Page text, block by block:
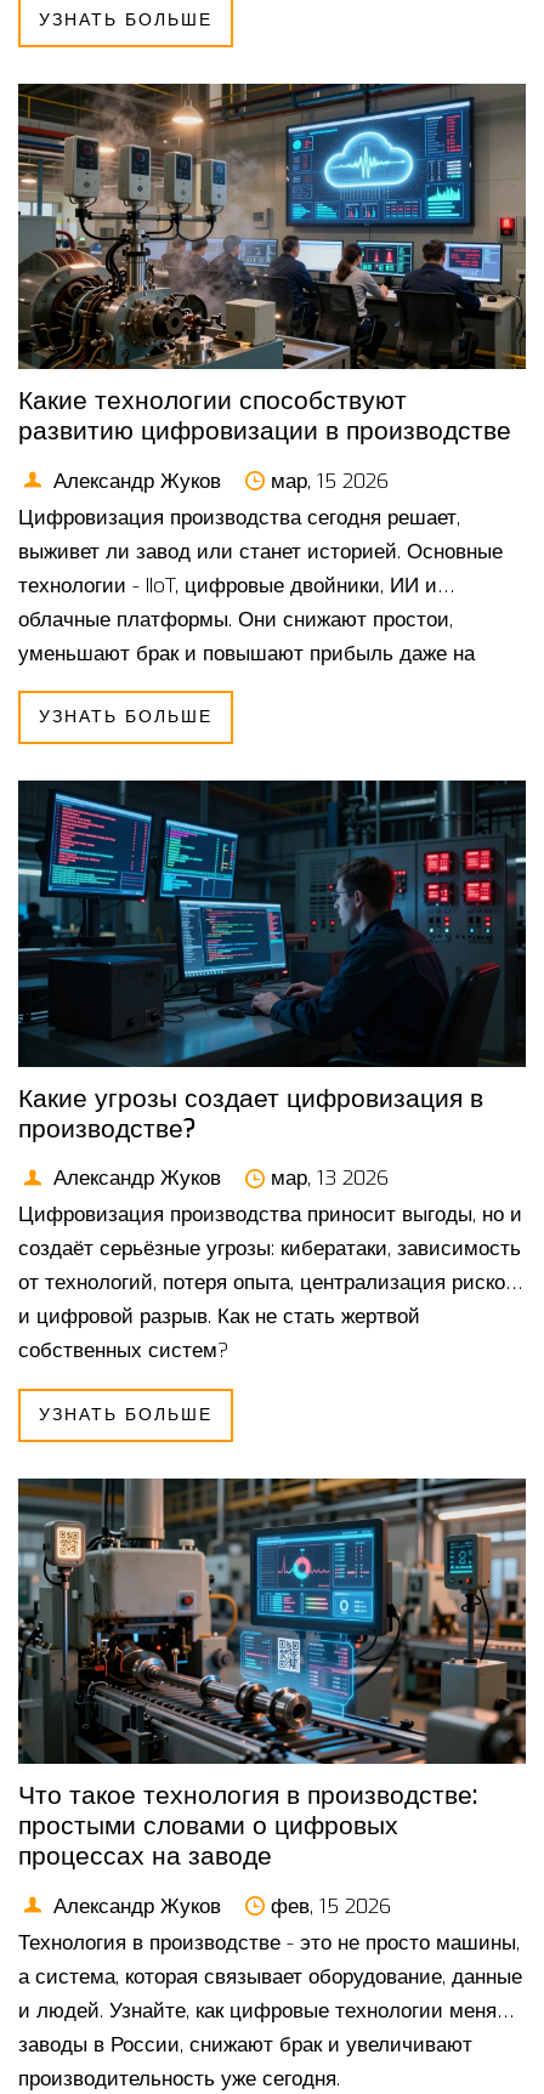
УЗНАТЬ БОЛЬШЕ
Какие технологии способствуют
развитию цифровизации в производстве
Александр Жуков
мар, 15 2026
Цифровизация производства сегодня решает,
выживет ли завод или станет историей. Основные
технологии - IIoT, цифровые двойники, ИИ и
облачные платформы. Они снижают простои,
уменьшают брак и повышают прибыль даже на
старых заводах.
УЗНАТЬ БОЛЬШЕ
Какие угрозы создает цифровизация в
производстве?
Александр Жуков
мар, 13 2026
Цифровизация производства приносит выгоды, но и
создаёт серьёзные угрозы: кибератаки, зависимость
от технологий, потеря опыта, централизация рисков
и цифровой разрыв. Как не стать жертвой
собственных систем?
УЗНАТЬ БОЛЬШЕ
Что такое технология в производстве:
простыми словами о цифровых
процессах на заводе
Александр Жуков
фев, 15 2026
Технология в производстве - это не просто машины,
а система, которая связывает оборудование, данные
и людей. Узнайте, как цифровые технологии меняют
заводы в России, снижают брак и увеличивают
производительность уже сегодня.